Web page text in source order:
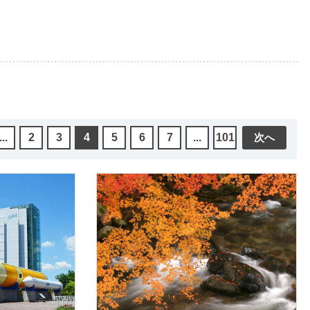
... 2 3 4 5 6 7 ... 101 次へ
詳細を見る